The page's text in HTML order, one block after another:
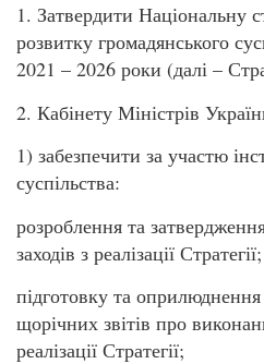
1. Затвердити Національну
розвитку громадянського
2021 – 2026 роки (далі –
2. Кабінету Міністрів
1) забезпечити за участю
суспільства:
розроблення та
заходів з реалізації Стратегії;
підготовку та
щорічних звітів про
реалізації Стратегії;